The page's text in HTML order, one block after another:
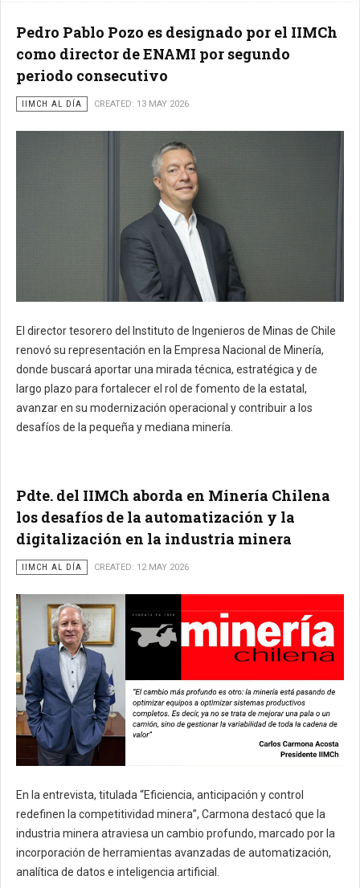
Pedro Pablo Pozo es designado por el IIMCh
como director de ENAMI por segundo
periodo consecutivo
IIMCH AL DÍA CREATED: 13 MAY 2026
El director tesorero del Instituto de Ingenieros de Minas de Chile
renovó su representación en la Empresa Nacional de Minería,
donde buscará aportar una mirada técnica, estratégica y de
largo plazo para fortalecer el rol de fomento de la estatal,
avanzar en su modernización operacional y contribuir a los
desafíos de la pequeña y mediana minería.
Pdte. del IIMCh aborda en Minería Chilena
los desafíos de la automatización y la
digitalización en la industria minera
IIMCH AL DÍA CREATED: 12 MAY 2026
En la entrevista, titulada “Eficiencia, anticipación y control
redefinen la competitividad minera”, Carmona destacó que la
industria minera atraviesa un cambio profundo, marcado por la
incorporación de herramientas avanzadas de automatización,
analítica de datos e inteligencia artificial.